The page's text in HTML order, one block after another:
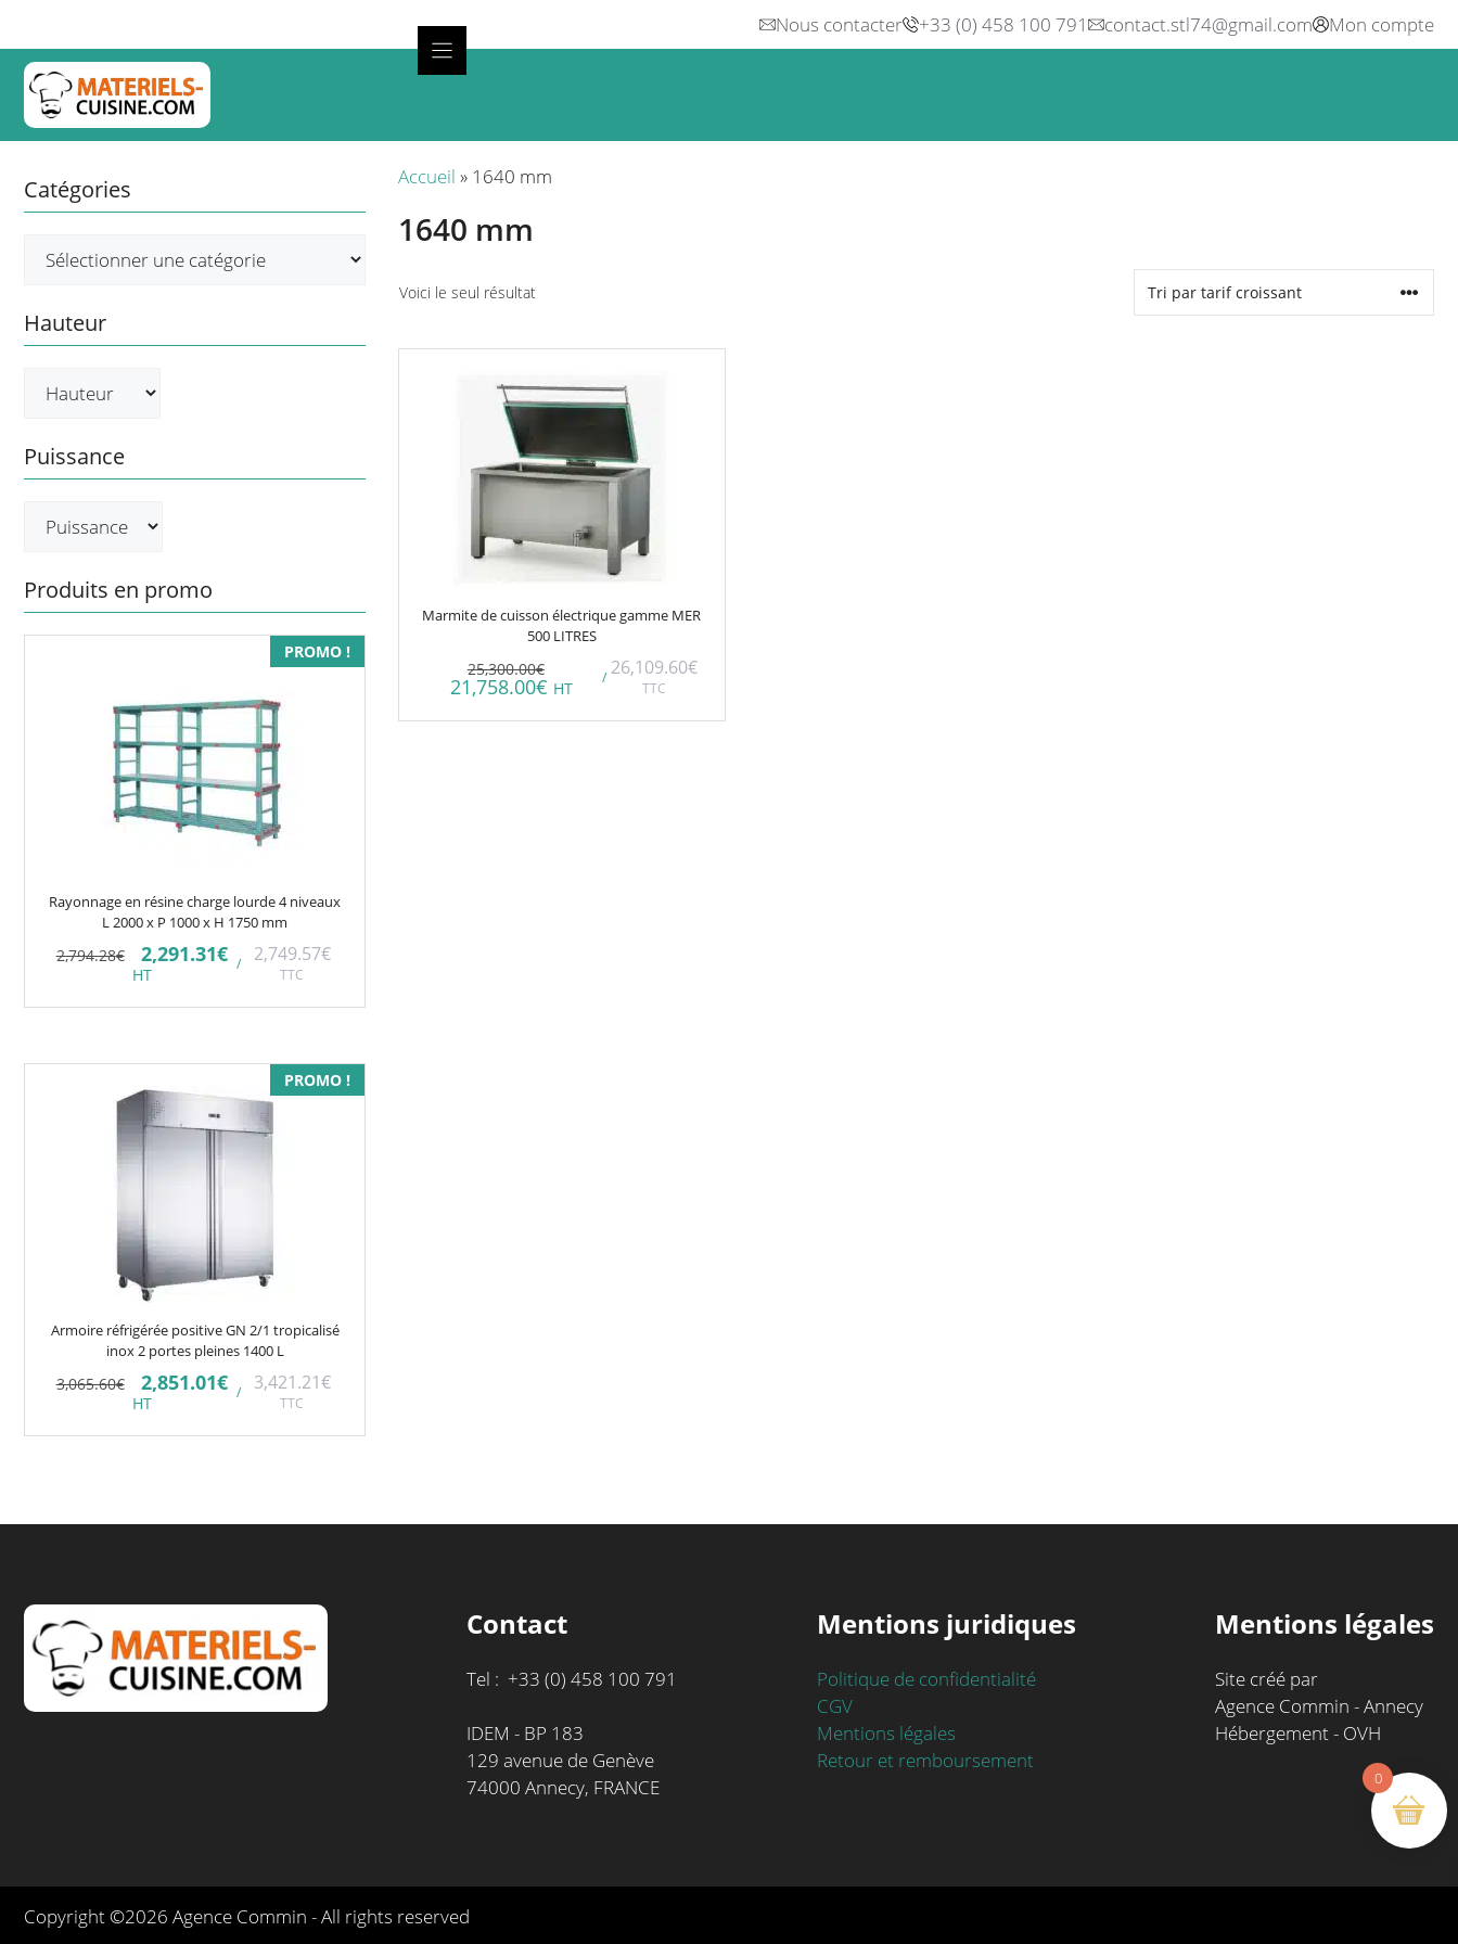
contenu
Nous contacter +33 (0) 458 100 791 contact.stl74@gmail.com Mon compte
Accueil » 1640 mm
1640 mm
Voici le seul résultat
Marmite de cuisson électrique gamme MER
500 LITRES
25,300.00€
21,758.00€ HT
/ 26,109.60€
TTC
Catégories
Hauteur
Puissance
Produits en promo
PROMO !
Rayonnage en résine charge lourde 4 niveaux
L 2000 x P 1000 x H 1750 mm
2,794.28€ Le
prix
initial
était :
2,291.31€Le
prix
est :
HT
/ 2,749.57€
TTC
PROMO !
Armoire réfrigérée positive GN 2/1 tropicalisé
inox 2 portes pleines 1400 L
3,065.60€ Le
prix
initial
était :
2,851.01€Le
prix
est :
HT
/ 3,421.21€
TTC
Contact
Tel : +33 (0) 458 100 791
IDEM - BP 183
129 avenue de Genève
74000 Annecy, FRANCE
Mentions juridiques
Politique de confidentialité
CGV
Mentions légales
Retour et remboursement
Mentions légales
Site créé par
Agence Commin - Annecy
Hébergement - OVH
Copyright ©2026 Agence Commin - All rights reserved
0